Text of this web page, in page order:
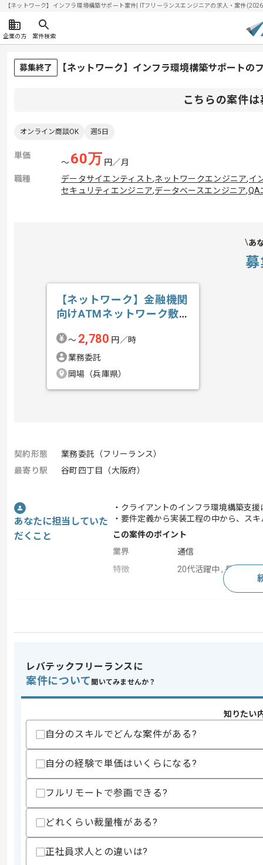
【ネットワーク】インフラ環境構築サポート案件| ITフリーランスエンジニアの求人・案件
企業の方 案件検索
募集終了 【ネットワーク】インフラ環境構築サポートの
こちらの案件
オンライン商談OK 週5日
単価
〜60万 円／月
職種
データサイエンティスト,ネットワークエンジニア,イ
セキュリティエンジニア,データベースエンジニア,QA
あ
【ネットワーク】金融機関
向けATMネットワーク敷
〜 2,780 円／時
業務委託
岡場（兵庫県）
契約形態
業務委託（フリーランス）
最寄り駅
谷町四丁目（大阪府）
あなたに担当していた
だくこと
・クライアントのインフラ環境構築支
・要件定義から実装工程の中から、ス
この案件のポイント
業界
通信
特徴
20代活躍中 , 長期プロ
・ネットワークエンジニアとしての実
歓迎スキル
・インフラ構築の上流工程実務経験
・要件定義のご経験
スキルに不安がある方へ
その他募集要項
商談回数
レバテックフリーランスに
案件について 聞いてみませんか？
知りたい
自分のスキルでどんな案件がある?
自分の経験で単価はいくらになる?
フルリモートで参画できる?
どれくらい裁量権がある?
正社員求人との違いは?